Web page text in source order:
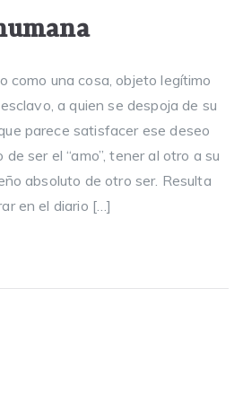
como una cosa, objeto legítimo
a quien se despoja de su
parece satisfacer ese deseo
ser el “amo”, tener al otro a su
absoluto de otro ser. Resulta
en el diario […]